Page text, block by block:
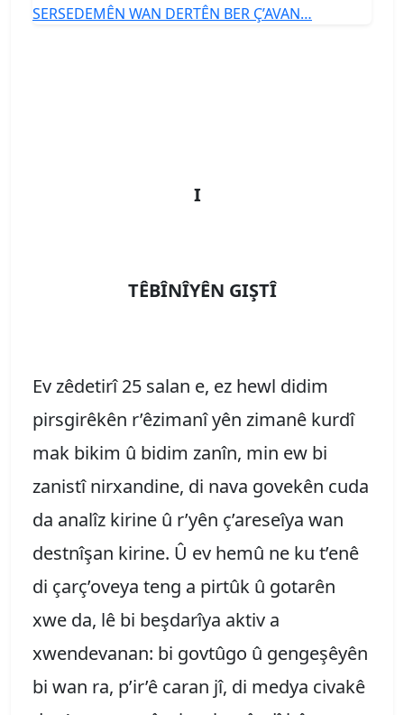
I
TÊBÎNÎYÊN GIŞTÎ
Ev zêdetirî 25 salan e, ez hewl didim
pirsgirêkên r’êzimanî yên zimanê kurdî
mak bikim û bidim zanîn, min ew bi
zanistî nirxandine, di nava govekên cuda
da analîz kirine û r’yên ç’areseîya wan
destnîşan kirine. Û ev hemû ne ku t’enê
di çarç’oveya teng a pirtûk û gotarên
xwe da, lê bi beşdarîya aktiv a
xwendevanan: bi govtûgo û gengeşêyên
bi wan ra, p’ir’ê caran jî, di medya civakê